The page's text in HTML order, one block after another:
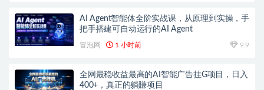
AI Agent智能体全阶实战课，从原理到实操，手
把手搭建可自动运行的AI Agent
冒泡网 1 小时前 9.9
全网最稳收益最高的AI智能广告挂G项目，日入
400+，真正的躺賺项目